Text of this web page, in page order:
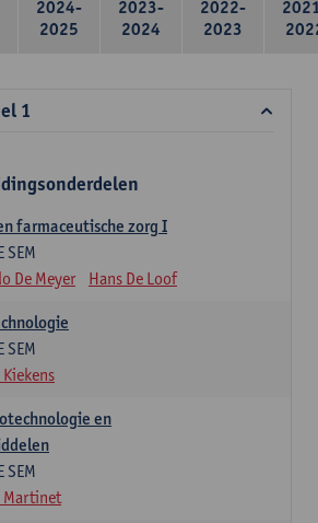
2024-
2025
2023-
2024
2022-
2023
1
farmaceutische zorg I
SEM
De Meyer Hans De Loof
SEM
en
SEM
Martinet